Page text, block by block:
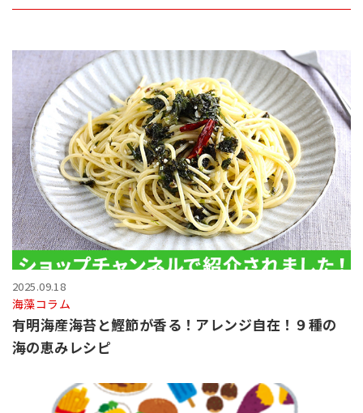
2025.09.18
海藻コラム
有明海産海苔と鰹節が香る！アレンジ自在！９種の
海の恵みレシピ